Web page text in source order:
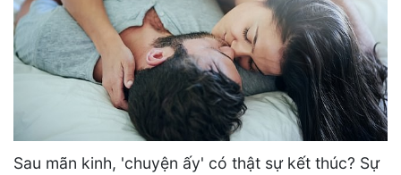
Sau mãn kinh, 'chuyện ấy' có thật sự kết thúc? Sự